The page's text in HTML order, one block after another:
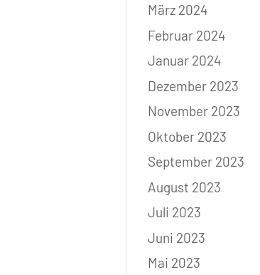
März 2024
Februar 2024
Januar 2024
Dezember 2023
November 2023
Oktober 2023
September 2023
August 2023
Juli 2023
Juni 2023
Mai 2023